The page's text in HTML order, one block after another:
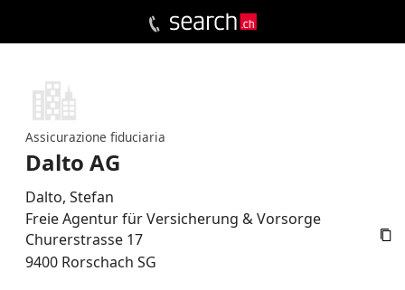
Assicurazione fiduciaria
Dalto AG
Dalto, Stefan
Freie Agentur für Versicherung & Vorsorge

Churerstrasse 17
9400 Rorschach SG